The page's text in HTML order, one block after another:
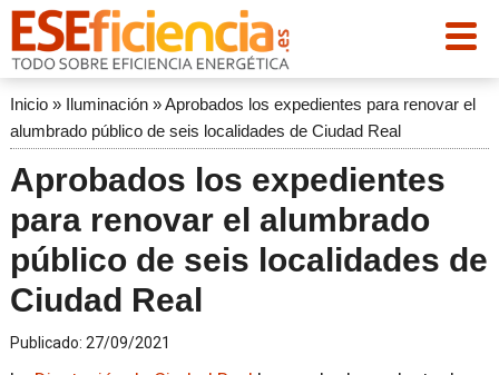
Inicio» Iluminación»Aprobados los expedientes para renovar el
alumbrado público de seis localidades de Ciudad Real
Aprobados los expedientes
para renovar el alumbrado
público de seis localidades de
Ciudad Real
Publicado: 27/09/2021